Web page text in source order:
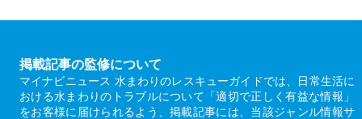
掲載記事の監修について
マイナビニュース 水まわりのレスキューガイドでは、日常生活に
おける水まわりのトラブルについて「適切で正しく有益な情報」
をお客様に届けられるよう、掲載記事には、当該ジャンル情報サ